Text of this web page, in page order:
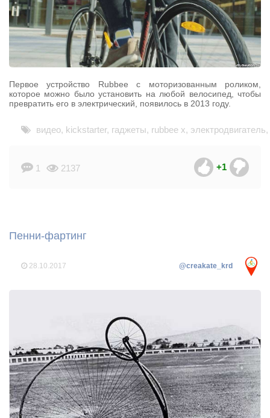
Первое устройство Rubbee с моторизованным роликом,
которое можно было установить на любой велосипед, чтобы
превратить его в электрический, появилось в 2013 году.
видео, kickstarter, гаджеты, rubbee x, электродвигатель,
1
2137 +1
Пенни-фартинг
28.10.2017 @creakate_krd